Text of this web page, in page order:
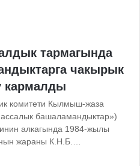
тармагында
чакырык
кармалды
комитети Кылмыш-жаза
башаламандыктар»)
алкагында 1984-жылы
жараны К.Н.Б.…